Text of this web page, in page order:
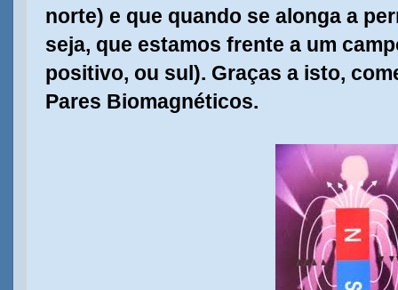
norte) e que quando se alonga a
seja, que estamos frente a um
positivo, ou sul). Graças a isto,
Pares Biomagnéticos.